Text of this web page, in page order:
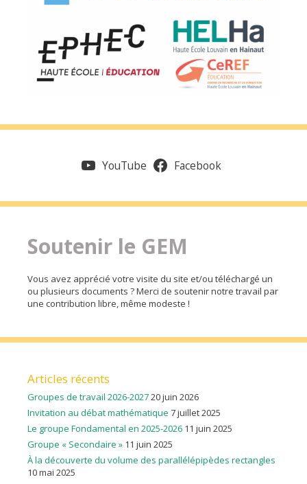
YouTube Facebook
Soutenir le GEM
Vous avez apprécié votre visite du site et/ou téléchargé un
ou plusieurs documents ? Merci de soutenir notre travail par
une contribution libre, même modeste !
Articles récents
Groupes de travail 2026-202720 juin 2026
Invitation au débat mathématique 7 juillet 2025
Le groupe Fondamental en 2025-2026 11 juin 2025
Groupe « Secondaire » 11 juin 2025
À la découverte du volume des parallélépipèdes rectangles
10 mai 2025